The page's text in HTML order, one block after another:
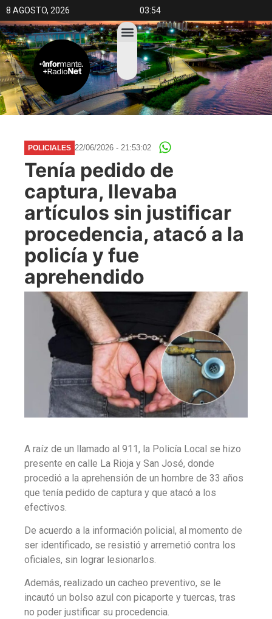
8 AGOSTO, 2026 03:54
POLICIALES 22/06/2026 - 21:53:02
Tenía pedido de
captura, llevaba
artículos sin justificar
procedencia, atacó a la
policía y fue
aprehendido
A raíz de un llamado al 911, la Policía Local se hizo
presente en calle La Rioja y San José, donde
procedió a la aprehensión de un hombre de 33 años
que tenía pedido de captura y que atacó a los
efectivos.
De acuerdo a la información policial, al momento de
ser identificado, se resistió y arremetió contra los
oficiales, sin lograr lesionarlos.
Además, realizado un cacheo preventivo, se le
incautó un bolso azul con picaporte y tuercas, tras
no poder justificar su procedencia.